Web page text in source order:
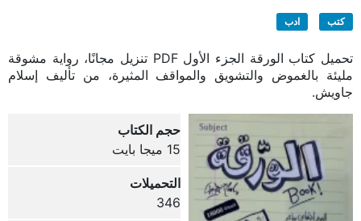
كتب ادب
تحميل كتاب الورقة الجزء الأول PDF تنزيل مجانًا، رواية مشوقة
مليئة بالغموض والتشويق والمواقف المثيرة، من تأليف إسلام
جاويش.
حجم الكتاب
15 ميجا بايت
التحميلات
346